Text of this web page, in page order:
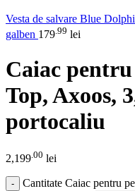
Vesta de salvare Blue
galben 179 .99 lei
Caiac
Top, Axoos,
portocaliu
2,199.00 lei
Cantitate Caiac pentru